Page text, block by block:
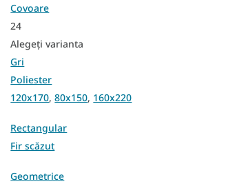
Covoare
24
Alegeţi varianta
Gri
Poliester
120x170,80x150, 160x220
Rectangular
Fir scăzut
Geometrice